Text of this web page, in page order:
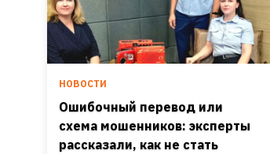
НОВОСТИ
Ошибочный перевод или
схема мошенников: эксперты
рассказали, как не стать